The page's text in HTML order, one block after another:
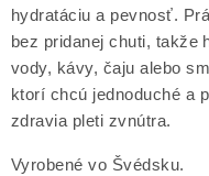
hydratáciu a pevnosť.
bez pridanej chuti, takže
vody, kávy, čaju alebo
ktorí chcú jednoduché a
zdravia pleti zvnútra.
Vyrobené vo Švédsku.